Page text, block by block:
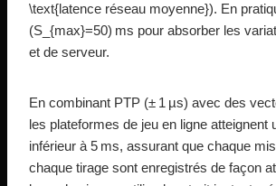
\text{latence réseau moyenne}). En
(S_{max}=50) ms pour absorber les
et de serveur.
En combinant PTP (± 1 µs) avec des
les plateformes de jeu en ligne atteignent
inférieur à 5 ms, assurant que chaque
chaque tirage sont enregistrés de façon